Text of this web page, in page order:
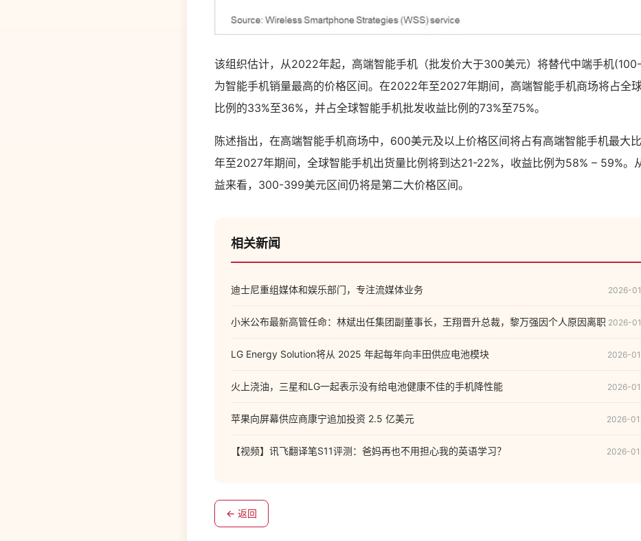
该组织估计，从2022年起，高端智能手机（批发价大于300美元）将替代中端手机
为智能手机销量最高的价格区间。在2022年至2027年期间，高端智能手机商场将占全
比例的33%至36%，并占全球智能手机批发收益比例的73%至75%。
陈述指出，在高端智能手机商场中，600美元及以上价格区间将占有高端智能手机最大
年至2027年期间，全球智能手机出货量比例将到达21-22%，收益比例为58% – 59%。
益来看，300-399美元区间仍将是第二大价格区间。
相关新闻
迪士尼重组媒体和娱乐部门，专注流媒体业务 2026-
小米公布最新高管任命：林斌出任集团副董事长，王翔晋升总裁，黎万强因个人原因离职 2026-
LG Energy Solution将从 2025 年起每年向丰田供应电池模块 2026-
火上浇油，三星和LG一起表示没有给电池健康不佳的手机降性能 2026-
苹果向屏幕供应商康宁追加投资 2.5 亿美元 2026-
【视频】讯飞翻译笔S11评测：爸妈再也不用担心我的英语学习？ 2026-
← 返回